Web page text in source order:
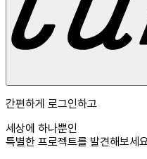
간편하게 로그인하고
세상에 하나뿐인
특별한 프로젝트를 발견해보세